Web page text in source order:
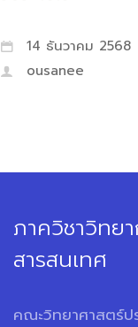
14 ธันวาคม 2568
ousanee
ภาควิชาวิทย
สารสนเทศ
คณะวิทยาศาสตร์ป